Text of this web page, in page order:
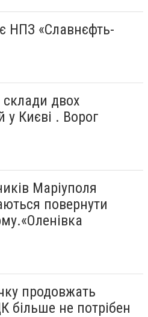
НПЗ «Славнєфть-
двох
у Києві . Ворог
Маріуполя
повернути
продовжать
більше не потрібен